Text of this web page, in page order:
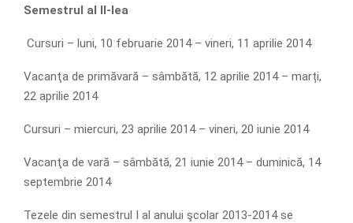
Semestrul al II-lea
Cursuri – luni, 10 februarie 2014 – vineri, 11 aprilie 2014
Vacanţa de primăvară – sâmbătă, 12 aprilie 2014 – marți,
22 aprilie 2014
Cursuri – miercuri, 23 aprilie 2014 – vineri, 20 iunie 2014
Vacanţa de vară – sâmbătă, 21 iunie 2014 – duminică, 14
septembrie 2014
Tezele din semestrul I al anului şcolar 2013-2014 se